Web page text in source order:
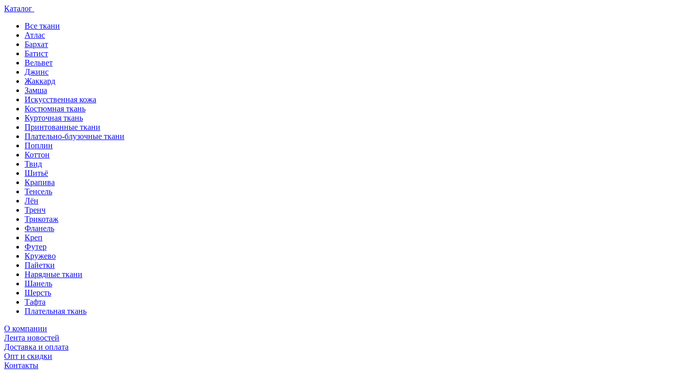
Каталог
Все ткани
Атлас
Бархат
Батист
Вельвет
Джинс
Жаккард
Замша
Искусственная кожа
Костюмная ткань
Курточная ткань
Принтованные ткани
Плательно-блузочные ткани
Поплин
Коттон
Твид
Шитьё
Крапива
Тенсель
Лён
Тренч
Трикотаж
Фланель
Креп
Футер
Кружево
Пайетки
Нарядные ткани
Шанель
Шерсть
Тафта
Плательная ткань
О компании
Лента новостей
Доставка и оплата
Опт и скидки
Контакты